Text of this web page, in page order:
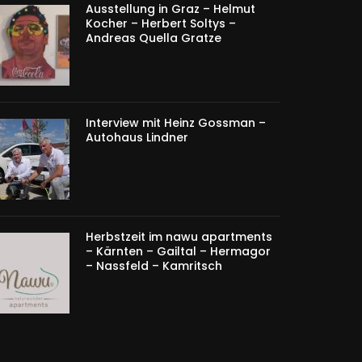
Ausstellung in Graz – Helmut
Kocher – Herbert Soltys –
Andreas Quella Gratze
Interview mit Heinz Gossman –
Autohaus Lindner
Herbstzeit im nawu apartments
– Kärnten – Gailtal – Hermagor
– Nassfeld – Kamritsch